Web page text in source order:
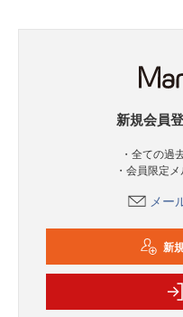
新規会員
・全ての過
・会員限定
メー
新